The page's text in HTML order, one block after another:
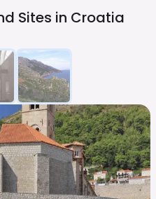
Sites in Croatia